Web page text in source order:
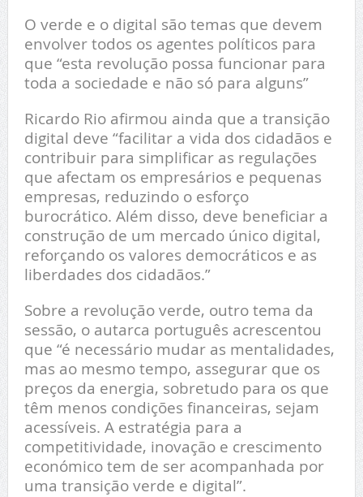
O verde e o digital são temas que devem
envolver todos os agentes políticos para
que “esta revolução possa funcionar para
toda a sociedade e não só para alguns”
Ricardo Rio afirmou ainda que a transição
digital deve “facilitar a vida dos cidadãos e
contribuir para simplificar as regulações
que afectam os empresários e pequenas
empresas, reduzindo o esforço
burocrático. Além disso, deve beneficiar a
construção de um mercado único digital,
reforçando os valores democráticos e as
liberdades dos cidadãos.”
Sobre a revolução verde, outro tema da
sessão, o autarca português acrescentou
que “é necessário mudar as mentalidades,
mas ao mesmo tempo, assegurar que os
preços da energia, sobretudo para os que
têm menos condições financeiras, sejam
acessíveis. A estratégia para a
competitividade, inovação e crescimento
económico tem de ser acompanhada por
uma transição verde e digital”.